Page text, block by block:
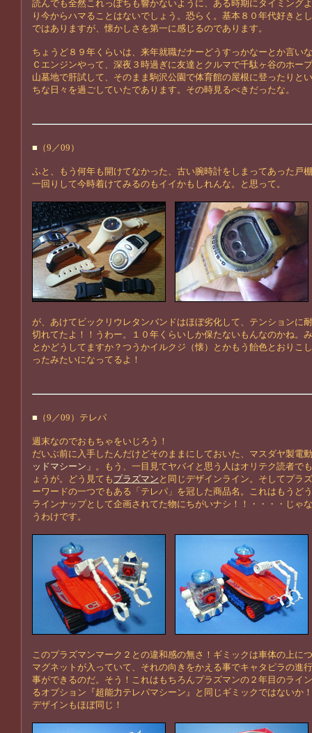
読んでも全然これっぽちも響かないように、ある時期にタイミング
り今からハマることはないでしょう。恐らく。基本８０年代好きと
ではありますが、懐かしさを第一に感じるのであります。
ちょうど８９年くらいは、来年就職だナーどうすっかなーとか言い
Ｃエンジンやって、深夜３時過ぎに友達とクルマで千駄ヶ谷のホー
山墓地で肝試して、そのまま駒沢公園で体育館の屋根に登ったりと
ちな日々を過ごしていたであります。その時見るべきだったな。
■ （9／09）
ふと、もう何年も開けてなかった、古い腕時計をしまってあった戸
一回りして今時着けてみるのもイイかもしれんな。と思って。
が、あけてビックリウレタンバンドはほぼ劣化して、テンションに
切れてたよ！！うわー。１０年くらいしか保たないもんなのかね。
とかどうしてますか？つうかイルクジ（懐）とかもう飴色とおりこ
ったみたいになってるよ！
■ （9／09）テレパ
週末なのでおもちゃをいじろう！
だいぶ前に入手したんだけどそのままにしておいた、マスダヤ製電
ッドマシーン」 。もう、一目見てヤバイと思う人はオリテク読者で
ょうが。どう見ても プラズマン と同じデザインライン。そしてプラ
ーワードの一つでもある「テレパ」を冠した商品名。これはもうど
ラインナップとして企画されてた物にちがいナシ！！・・・・じゃ
うわけです。
このプラズマンマーク２との違和感の無さ！ギミックは車体の上に
マグネットが入っていて、それの向きをかえる事でキャタピラの進
事ができるのだ。そう！これはもちろんプラズマンの２年目のライ
るオプション『超能力テレパマシーン』と同じギミックではないか
デザインもほぼ同じ！